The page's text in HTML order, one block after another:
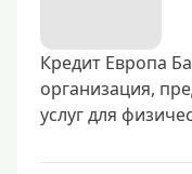
Кредит Европа
организация,
услуг для